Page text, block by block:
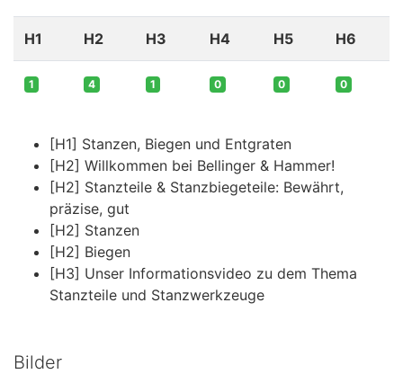
H1 H2 H3 H4 H5 H6
1 4 1 0 0 0
[H1] Stanzen, Biegen und Entgraten
[H2] Willkommen bei Bellinger & Hammer!
[H2] Stanzteile & Stanzbiegeteile: Bewährt,
präzise, gut
[H2] Stanzen
[H2] Biegen
[H3] Unser Informationsvideo zu dem Thema
Stanzteile und Stanzwerkzeuge
Bilder